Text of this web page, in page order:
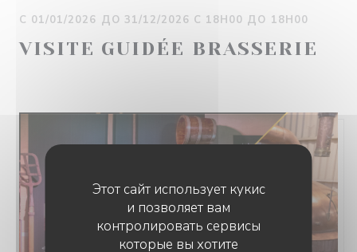
Этот сайт использует кукис
и позволяет вам
контролировать сервисы
которые вы хотите
С 01/01/2026 ДО 31/12/2026 С 18H00 ДО 18H00
VISITE GUIDÉE BRASSERIE